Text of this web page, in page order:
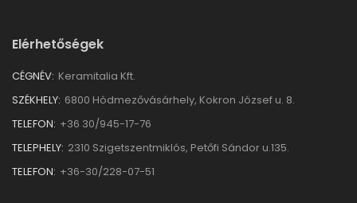
Elérhetőségek
CÉGNÉV: Keramitalia Kft.
SZÉKHELY: 6800 Hódmezővásárhely, Kokron József u. 8.
TELEFON: +36 30/945-17-76
TELEPHELY: 2310 Szigetszentmiklós, Petőfi Sándor u.135.
TELEFON: +36-30/228-07-51